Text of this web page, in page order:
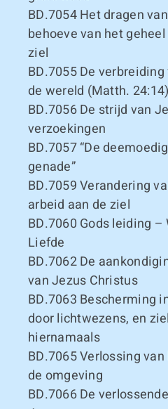
BD.7054Het dragen
behoeve van het
ziel
BD.7055De verbreiding
de wereld (Matth. 24:14)
BD.7056De strijd van
verzoekingen
BD.7057“De
genade”
BD.7059Verandering
arbeid aan de ziel
BD.7060 Gods leiding –
Liefde
BD.7062De
van Jezus Christus
BD.7063 Bescherming
door lichtwezens, en
hiernamaals
BD.7065Verlossing
de omgeving
BD.7066De